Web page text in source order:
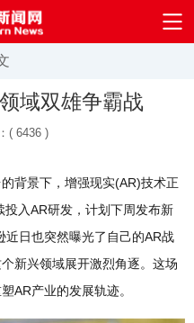
域双雄争霸战
( 6436 )
背景下，增强现实(AR)技术正
入AR研发，计划下周发布新
近日也突然曝光了自己的AR战
新兴领域展开激烈角逐。这场
AR产业的发展轨迹。